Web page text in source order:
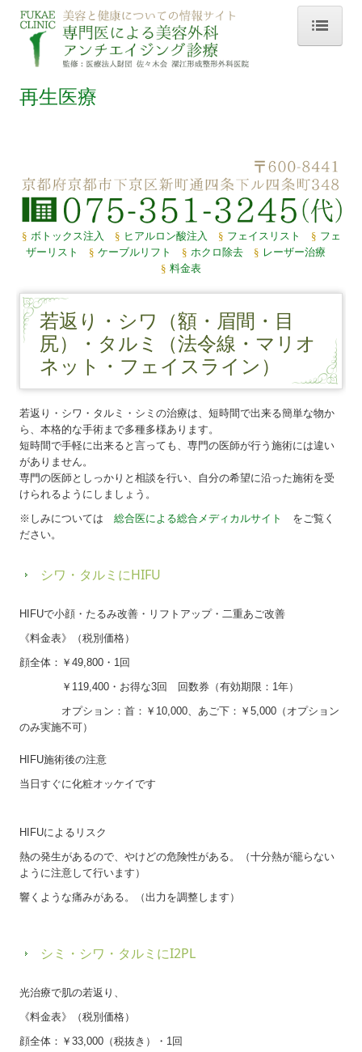
ホーム
診療案内
若返り・シワ・タルミ
プラセンタ
診療時間・アクセス
お問合せ
再生医療
§ ボトックス注入 § ヒアルロン酸注入 § フェイスリスト § フェ
ザーリスト
§ ケーブルリフト § ホクロ除去 § レーザー治療
§ 料金表
若返り・シワ（額・眉間・目
尻）・タルミ（法令線・マリオ
ネット・フェイスライン）
若返り・シワ・タルミ・シミの治療は、短時間で出来る簡単な物か
ら、本格的な手術まで多種多様あります。
短時間で手軽に出来ると言っても、専門の医師が行う施術には違い
がありません。
専門の医師としっかりと相談を行い、自分の希望に沿った施術を受
けられるようにしましょう。
※しみについては総合医による総合メディカルサイト
をご覧く
ださい。
シワ・タルミにHIFU
HIFUで小顔・たるみ改善・リフトアップ・二重あご改善
《料金表》（税別価格）
顔全体：￥49,800・1回
￥119,400・お得な3回 回数券（有効期限：1年）
オプション：首：￥10,000、あご下：￥5,000（オプション
のみ実施不可）
HIFU施術後の注意
当日すぐに化粧オッケイです
HIFUによるリスク
熱の発生があるので、やけどの危険性がある。（十分熱が籠らない
ように注意して行います）
響くような痛みがある。（出力を調整します）
シミ・シワ・タルミにI2PL
光治療で肌の若返り、
《料金表》（税別価格）
顔全体：￥33,000（税抜き）・1回